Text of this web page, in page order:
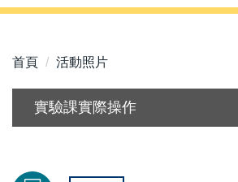
首頁 活動照片
實驗課實際操作